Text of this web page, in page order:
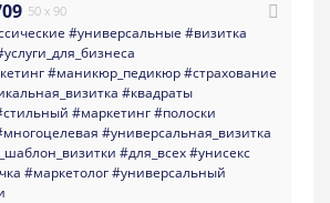
50 x 90
#универсальные #визитка
#маникюр_педикюр#страхование
#квадраты
#маркетинг#полоски
#универсальная_визитка
#для_всех#унисекс
#маркетолог#универсальный